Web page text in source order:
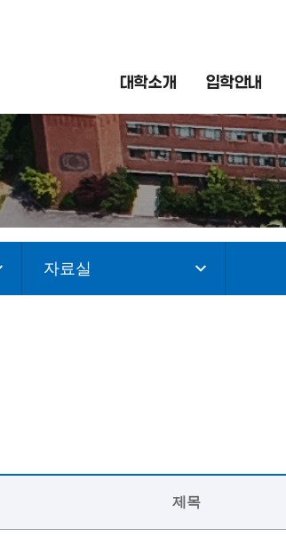
대학소개 입학안내
자료실
제목